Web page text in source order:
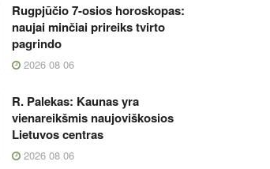
Rugpjūčio 7-osios horoskopas:
naujai minčiai prireiks tvirto
pagrindo
2026 08 06
R. Palekas: Kaunas yra
vienareikšmis naujoviškosios
Lietuvos centras
2026 08 06